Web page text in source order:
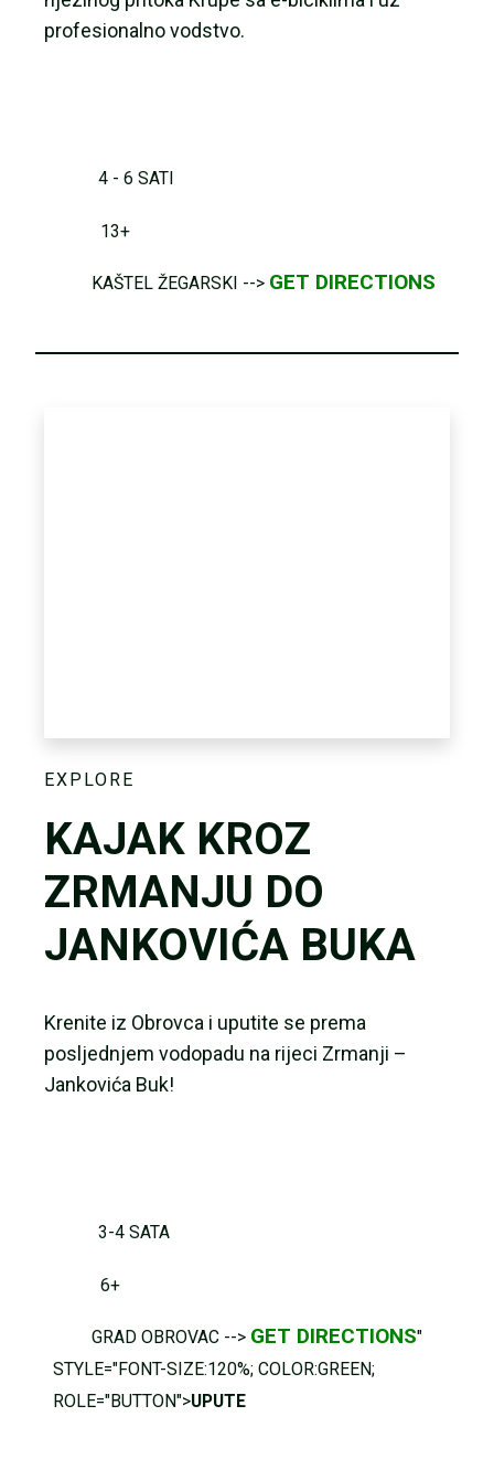
profesionalno vodstvo.
4 - 6 SATI
13+
KAŠTEL ŽEGARSKI --> GET DIRECTIONS
EXPLORE
KAJAK KROZ
ZRMANJU DO
JANKOVIĆA BUKA
Krenite iz Obrovca i uputite se prema
posljednjem vodopadu na rijeci Zrmanji –
Jankovića Buk!
3-4 SATA
6+
GRAD OBROVAC --> GET DIRECTIONS"
STYLE="FONT-SIZE:120%; COLOR:GREEN;
ROLE="BUTTON">UPUTE